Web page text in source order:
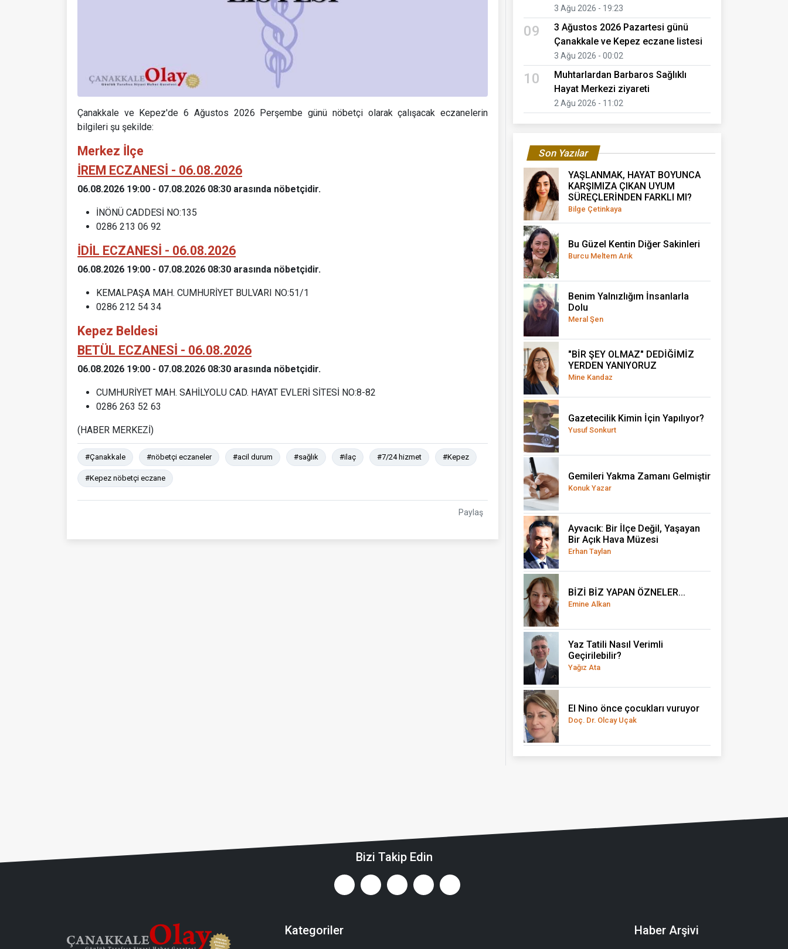
Çanakkale ve Kepez'de 6 Ağustos 2026 Perşembe günü nöbetçi olarak çalışacak eczanelerin
bilgileri şu şekilde:
Merkez İlçe
İREM ECZANESİ - 06.08.2026
06.08.2026 19:00 - 07.08.2026 08:30 arasında nöbetçidir.
İNÖNÜ CADDESİ NO:135
0286 213 06 92
İDİL ECZANESİ - 06.08.2026
06.08.2026 19:00 - 07.08.2026 08:30 arasında nöbetçidir.
KEMALPAŞA MAH. CUMHURİYET BULVARI NO:51/1
0286 212 54 34
Kepez Beldesi
BETÜL ECZANESİ - 06.08.2026
06.08.2026 19:00 - 07.08.2026 08:30 arasında nöbetçidir.
CUMHURİYET MAH. SAHİLYOLU CAD. HAYAT EVLERİ SİTESİ NO:8-82
0286 263 52 63
(HABER MERKEZİ)
#Çanakkale #nöbetçi eczaneler #acil durum #sağlık #ilaç #7/24 hizmet #Kepez
#Kepez nöbetçi eczane
Paylaş
3 Ağu 2026 - 19:23
09
3 Ağustos 2026 Pazartesi günü
Çanakkale ve Kepez eczane listesi
3 Ağu 2026 - 00:02
10
Muhtarlardan Barbaros Sağlıklı
Hayat Merkezi ziyareti
2 Ağu 2026 - 11:02
Son Yazılar
YAŞLANMAK, HAYAT BOYUNCA
KARŞIMIZA ÇIKAN UYUM
SÜREÇLERİNDEN FARKLI MI?
Bilge Çetinkaya
Bu Güzel Kentin Diğer Sakinleri
Burcu Meltem Arık
Benim Yalnızlığım İnsanlarla
Dolu
Meral Şen
"BİR ŞEY OLMAZ" DEDİĞİMİZ
YERDEN YANIYORUZ
Mine Kandaz
Gazetecilik Kimin İçin Yapılıyor?
Yusuf Sonkurt
Gemileri Yakma Zamanı Gelmiştir
Konuk Yazar
Ayvacık: Bir İlçe Değil, Yaşayan
Bir Açık Hava Müzesi
Erhan Taylan
BİZİ BİZ YAPAN ÖZNELER...
Emine Alkan
Yaz Tatili Nasıl Verimli
Geçirilebilir?
Yağız Ata
El Nino önce çocukları vuruyor
Doç. Dr. Olcay Uçak
Bizi Takip Edin
Kategoriler Haber Arşivi